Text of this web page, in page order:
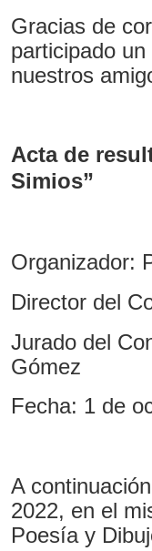
Gracias de
participado
nuestros
Acta de
Simios”
Organizador:
Director del
Jurado del
Gómez
Fecha: 1 de
A
2022, en el
Poesía y